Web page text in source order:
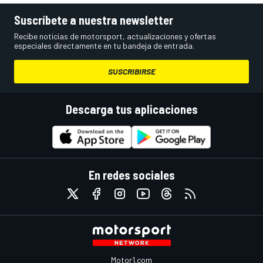
Suscríbete a nuestra newsletter
Recibe noticias de motorsport, actualizaciones y ofertas
especiales directamente en tu bandeja de entrada.
SUSCRIBIRSE
Descarga tus aplicaciones
En redes sociales
Motor1.com